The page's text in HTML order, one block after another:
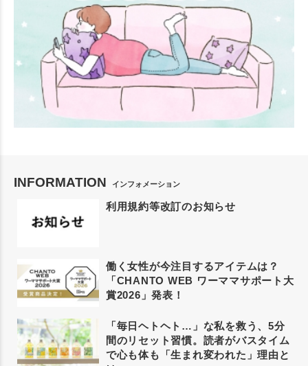
INFORMATION インフォメーション
利用規約等改訂のお知らせ
働く女性が今注目するアイテムは？
「CHANTO WEB ワーママサポート大
賞2026」発表！
「毎日ヘトヘト…」な私を救う、5分
間のリセット習慣。読者がバスタイム
で心も体も「生まれ変われた」理由と